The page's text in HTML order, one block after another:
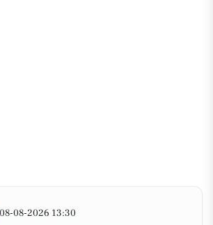
08-08-2026 13:30